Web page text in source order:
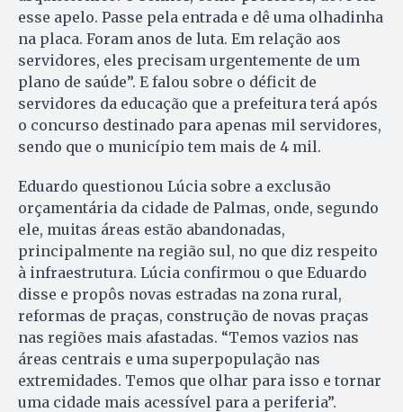
esse apelo. Passe pela entrada e dê uma olhadinha
na placa. Foram anos de luta. Em relação aos
servidores, eles precisam urgentemente de um
plano de saúde”. E falou sobre o déficit de
servidores da educação que a prefeitura terá após
o concurso destinado para apenas mil servidores,
sendo que o município tem mais de 4 mil.
Eduardo questionou Lúcia sobre a exclusão
orçamentária da cidade de Palmas, onde, segundo
ele, muitas áreas estão abandonadas,
principalmente na região sul, no que diz respeito
à infraestrutura. Lúcia confirmou o que Eduardo
disse e propôs novas estradas na zona rural,
reformas de praças, construção de novas praças
nas regiões mais afastadas. “Temos vazios nas
áreas centrais e uma superpopulação nas
extremidades. Temos que olhar para isso e tornar
uma cidade mais acessível para a periferia”.